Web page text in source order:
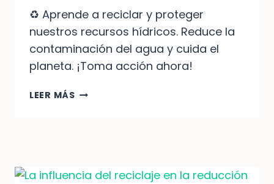
♻️ Aprende a reciclar y proteger
nuestros recursos hídricos. Reduce la
contaminación del agua y cuida el
planeta. ¡Toma acción ahora!
LEER MÁSRECICLAJE
AGUA